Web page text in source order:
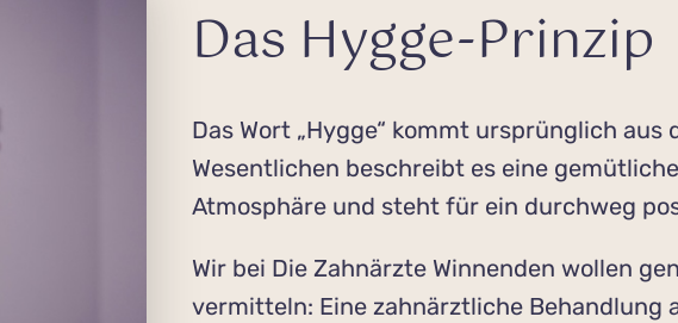
Das Hygge-Prinzip
Das Wort „Hygge“ kommt ursprünglich aus
Wesentlichen beschreibt es eine
Atmosphäre und steht für ein durchweg
Wir bei Die Zahnärzte Winnenden wollen
vermitteln: Eine zahnärztliche Behandlung